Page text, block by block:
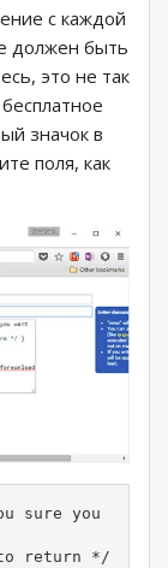
с каждой
должен быть
это не так
значок в
поля, как
sure you
return */